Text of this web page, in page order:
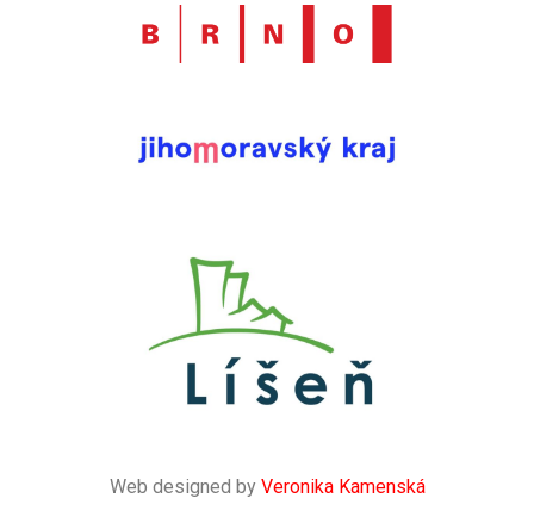
Web designed by Veronika Kamenská